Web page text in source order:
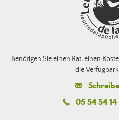
Benötigen Sie einen Rat, einen
die
05 54 54